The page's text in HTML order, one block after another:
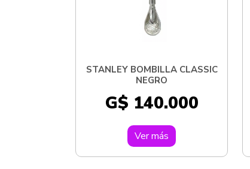
STANLEY BOMBILLA CLASSIC
NEGRO
G$ 140.000
Ver más